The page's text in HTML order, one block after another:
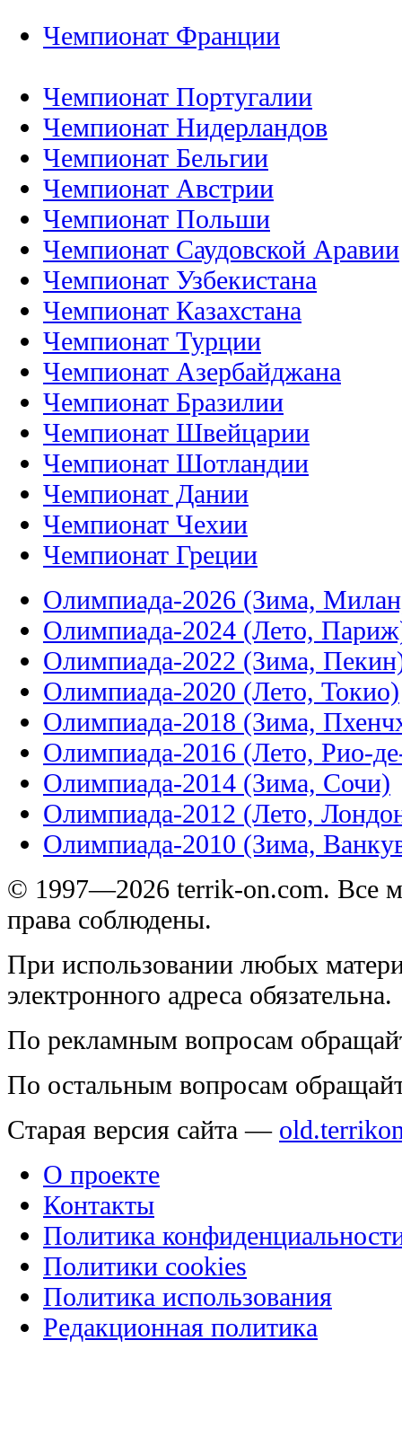
Чемпионат Франции
Чемпионат Португалии
Чемпионат Нидерландов
Чемпионат Бельгии
Чемпионат Австрии
Чемпионат Польши
Чемпионат Саудовской Аравии
Чемпионат Узбекистана
Чемпионат Казахстана
Чемпионат Турции
Чемпионат Азербайджана
Чемпионат Бразилии
Чемпионат Швейцарии
Чемпионат Шотландии
Чемпионат Дании
Чемпионат Чехии
Чемпионат Греции
Олимпиада-2026 (Зима,
Олимпиада-2024 (Лето,
Олимпиада-2022 (Зима,
Олимпиада-2020 (Лето, Токио)
Олимпиада-2018 (Зима,
Олимпиада-2016 (Лето, Рио-
Олимпиада-2014 (Зима, Сочи)
Олимпиада-2012 (Лето,
Олимпиада-2010 (Зима,
© 1997—2026 terrik-on.com. Все
права соблюдены.
При использовании любых
электронного адреса обязательна.
По рекламным вопросам
По остальным вопросам
Старая версия сайта —
О проекте
Контакты
Политика
Политики cookies
Политика использования
Редакционная политика